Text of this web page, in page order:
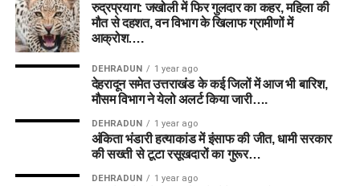
रुद्रप्रयाग: जखोली में फिर गुलदार का कहर, महिला की
मौत से दहशत, वन विभाग के खिलाफ ग्रामीणों में
आक्रोश….
DEHRADUN 1 year ago
देहरादून समेत उत्तराखंड के कई जिलों में आज भी बारिश,
मौसम विभाग ने येलो अलर्ट किया जारी….
DEHRADUN 1 year ago
अंकिता भंडारी हत्याकांड में इंसाफ की जीत, धामी सरकार
की सख्ती से टूटा रसूखदारों का गुरूर…
DEHRADUN 1 year ago